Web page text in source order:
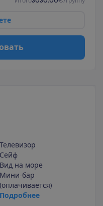
те
вать
Телевизор
Сейф
Вид на море
Мини-бар
(оплачивается)
Подробнее